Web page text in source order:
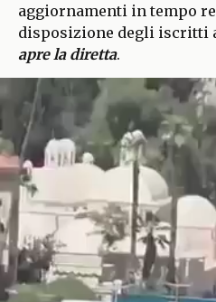
aggiornamenti in tempo
disposizione degli iscritti
apre la diretta.